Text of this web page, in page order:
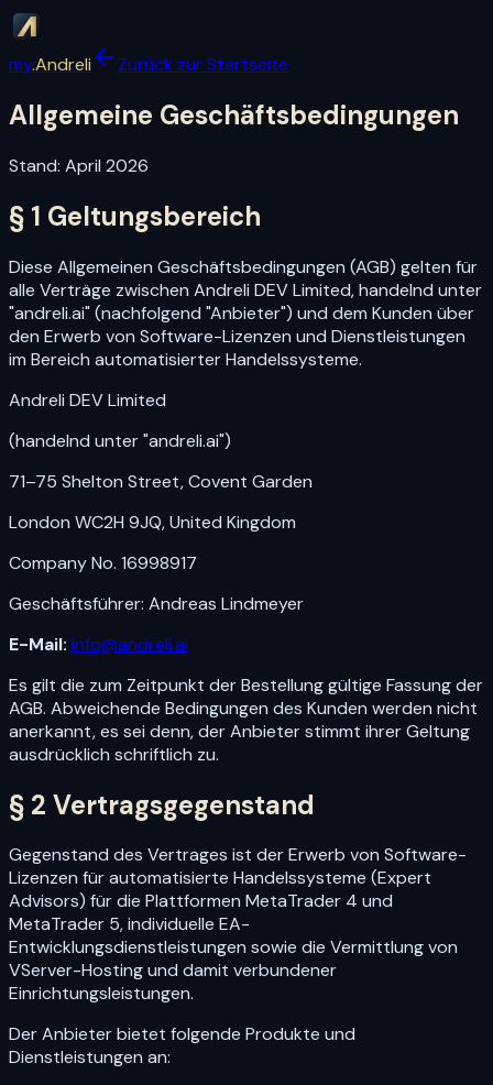
my.Andreli Zurück zur Startseite
Allgemeine Geschäftsbedingungen
Stand: April 2026
§ 1 Geltungsbereich
Diese Allgemeinen Geschäftsbedingungen (AGB) gelten für
alle Verträge zwischen Andreli DEV Limited, handelnd unter
"andreli.ai" (nachfolgend "Anbieter") und dem Kunden über
den Erwerb von Software-Lizenzen und Dienstleistungen
im Bereich automatisierter Handelssysteme.
Andreli DEV Limited
(handelnd unter "andreli.ai")
71–75 Shelton Street, Covent Garden
London WC2H 9JQ, United Kingdom
Company No. 16998917
Geschäftsführer: Andreas Lindmeyer
E-Mail: info@andreli.ai
Es gilt die zum Zeitpunkt der Bestellung gültige Fassung der
AGB. Abweichende Bedingungen des Kunden werden nicht
anerkannt, es sei denn, der Anbieter stimmt ihrer Geltung
ausdrücklich schriftlich zu.
§ 2 Vertragsgegenstand
Gegenstand des Vertrages ist der Erwerb von Software-
Lizenzen für automatisierte Handelssysteme (Expert
Advisors) für die Plattformen MetaTrader 4 und
MetaTrader 5, individuelle EA-
Entwicklungsdienstleistungen sowie die Vermittlung von
VServer-Hosting und damit verbundener
Einrichtungsleistungen.
Der Anbieter bietet folgende Produkte und
Dienstleistungen an: